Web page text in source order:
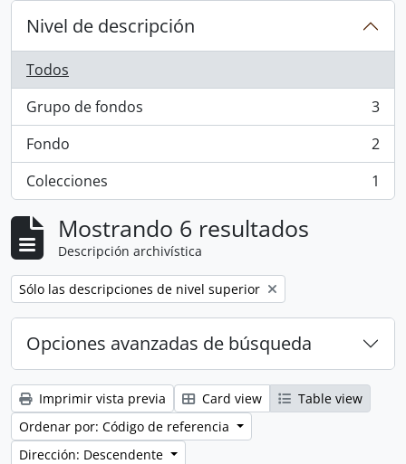
Nivel de descripción
Todos
Grupo de fondos
, 3 resultados
3
Fondo
, 2 resultados
2
Colecciones
, 1 resultados 1
Mostrando 6 resultados
Descripción archivística
Remove filter:
Sólo las descripciones de nivel superior
Opciones avanzadas de búsqueda
Imprimir vista previa Card view
Table view
Ordenar por: Código de referencia
Dirección: Descendente